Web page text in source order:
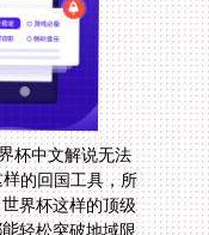
杯中文解说无法
的回国工具，所
都能迎刃而解。无论是欧洲杯、世界杯这样的顶级
还是日常的NBA、中超直播，都能轻松突破地域限
次再遇到“地区限制”“海外无法观看”的提示，别着